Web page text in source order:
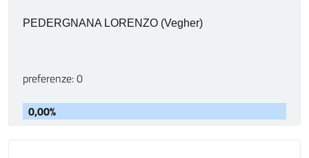
PEDERGNANA LORENZO (Vegher)
preferenze: 0
0,00%